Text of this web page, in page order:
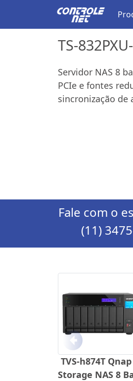
TS-
Servidor NAS 8
PCIe e fontes
sincronização de
Fale com o
(11)
TVS-h874T
Storage NAS 8
Anterior